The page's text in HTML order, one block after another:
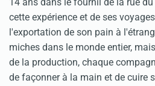
cette expérience et de ses
l'exportation de son pain à
miches dans le monde entier,
de la production, chaque
de façonner à la main et de cuire